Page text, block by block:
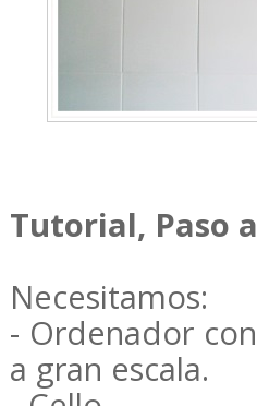
Tutorial, Paso
Necesitamos:
- Ordenador
a gran escala.